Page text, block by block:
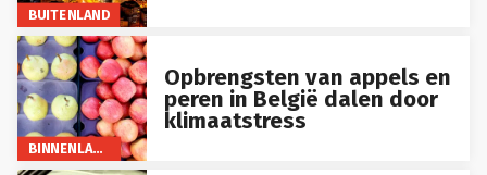
BUITENLAND
BINNENLAND
Opbrengsten van appels en
peren in België dalen door
klimaatstress